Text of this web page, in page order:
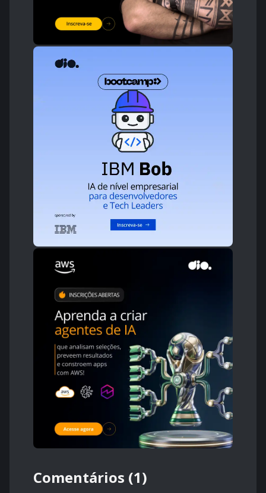
Comentários (1)